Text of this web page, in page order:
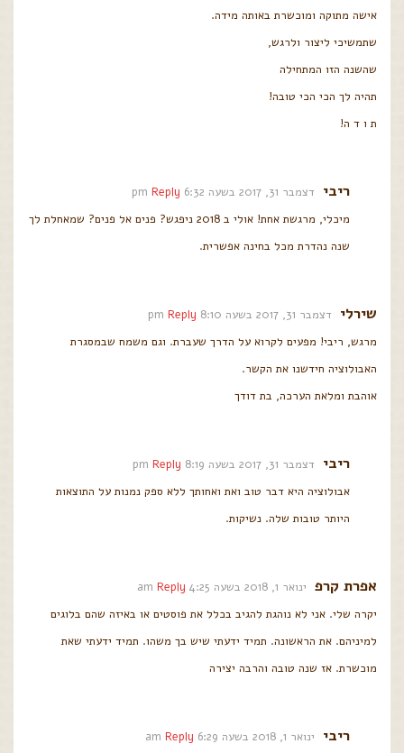
אישה מתוקה ומוכשרת באותה מידה.
שתמשיכי ליצור ולרגש,
שהשנה הזו המתחילה
תהיה לך הכי הכי טובה!
ת ו ד ה!
ריבי דצמבר 31, 2017 בשעה 6:32 pm
Reply
מיכלי, מרגשת אחת! אולי ב 2018 ניפגש? פנים אל פנים? שמאחלת לך
שנה נהדרת מכל בחינה אפשרית.
שירלי דצמבר 31, 2017 בשעה 8:10 pm
Reply
מרגש, ריבי! מפעים לקרוא על הדרך שעברת. וגם משמח שבמסגרת
האבולוציה חידשנו את הקשר.
אוהבת ומלאת הערכה, בת דודך
ריבי דצמבר 31, 2017 בשעה 8:19 pm
Reply
אבולוציה היא דבר טוב ואת ואחותך ללא ספק נמנות על התוצאות
היותר טובות שלה. נשיקות.
אפרת קרפ ינואר 1, 2018 בשעה 4:25 am
Reply
יקרה שלי. אני לא נוהגת להגיב בכלל את פוסטים או באיזה שהם בלוגים
למיניהם. את הראשונה. תמיד ידעתי שיש בך משהו. תמיד ידעתי שאת
מוכשרת. אז שנה טובה והרבה יצירה
ריבי ינואר 1, 2018 בשעה 6:29 am
Reply